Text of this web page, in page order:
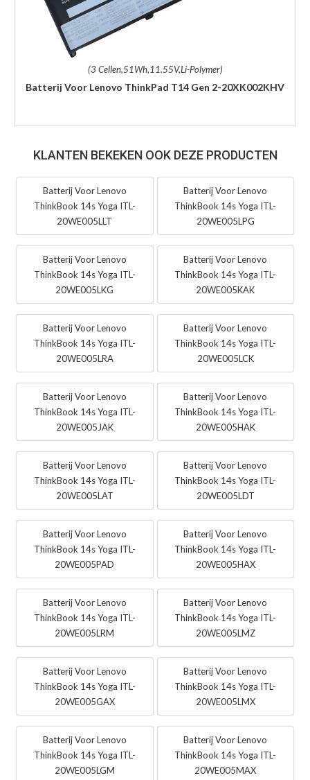
(3 Cellen,51Wh,11.55V,Li-Polymer)
Batterij Voor Lenovo ThinkPad T14 Gen 2-20XK002KHV
KLANTEN BEKEKEN OOK DEZE PRODUCTEN
Batterij Voor Lenovo
ThinkBook 14s Yoga ITL-
20WE005LLT
Batterij Voor Lenovo
ThinkBook 14s Yoga ITL-
20WE005LPG
Batterij Voor Lenovo
ThinkBook 14s Yoga ITL-
20WE005LKG
Batterij Voor Lenovo
ThinkBook 14s Yoga ITL-
20WE005KAK
Batterij Voor Lenovo
ThinkBook 14s Yoga ITL-
20WE005LRA
Batterij Voor Lenovo
ThinkBook 14s Yoga ITL-
20WE005LCK
Batterij Voor Lenovo
ThinkBook 14s Yoga ITL-
20WE005JAK
Batterij Voor Lenovo
ThinkBook 14s Yoga ITL-
20WE005HAK
Batterij Voor Lenovo
ThinkBook 14s Yoga ITL-
20WE005LAT
Batterij Voor Lenovo
ThinkBook 14s Yoga ITL-
20WE005LDT
Batterij Voor Lenovo
ThinkBook 14s Yoga ITL-
20WE005PAD
Batterij Voor Lenovo
ThinkBook 14s Yoga ITL-
20WE005HAX
Batterij Voor Lenovo
ThinkBook 14s Yoga ITL-
20WE005LRM
Batterij Voor Lenovo
ThinkBook 14s Yoga ITL-
20WE005LMZ
Batterij Voor Lenovo
ThinkBook 14s Yoga ITL-
20WE005GAX
Batterij Voor Lenovo
ThinkBook 14s Yoga ITL-
20WE005LMX
Batterij Voor Lenovo
ThinkBook 14s Yoga ITL-
20WE005LGM
Batterij Voor Lenovo
ThinkBook 14s Yoga ITL-
20WE005MAX